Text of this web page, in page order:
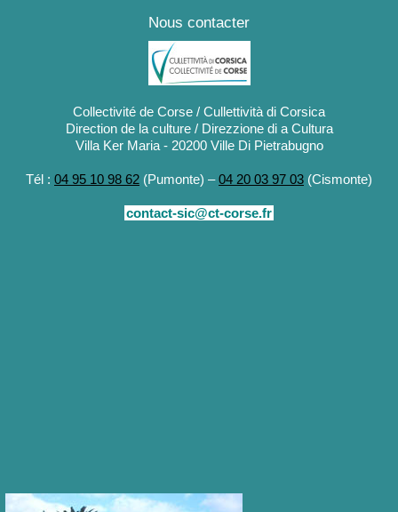
Nous contacter
Collectivité de Corse / Cullettività di Corsica
Direction de la culture / Direzzione di a Cultura
Villa Ker Maria - 20200 Ville Di Pietrabugno
Tél : 04 95 10 98 62 (Pumonte) –04 20 03 97 03 (Cismonte)
contact-sic@ct-corse.fr